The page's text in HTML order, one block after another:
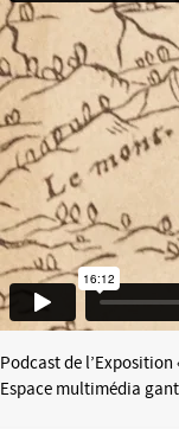
Podcast de l’Exposition
Espace multimédia